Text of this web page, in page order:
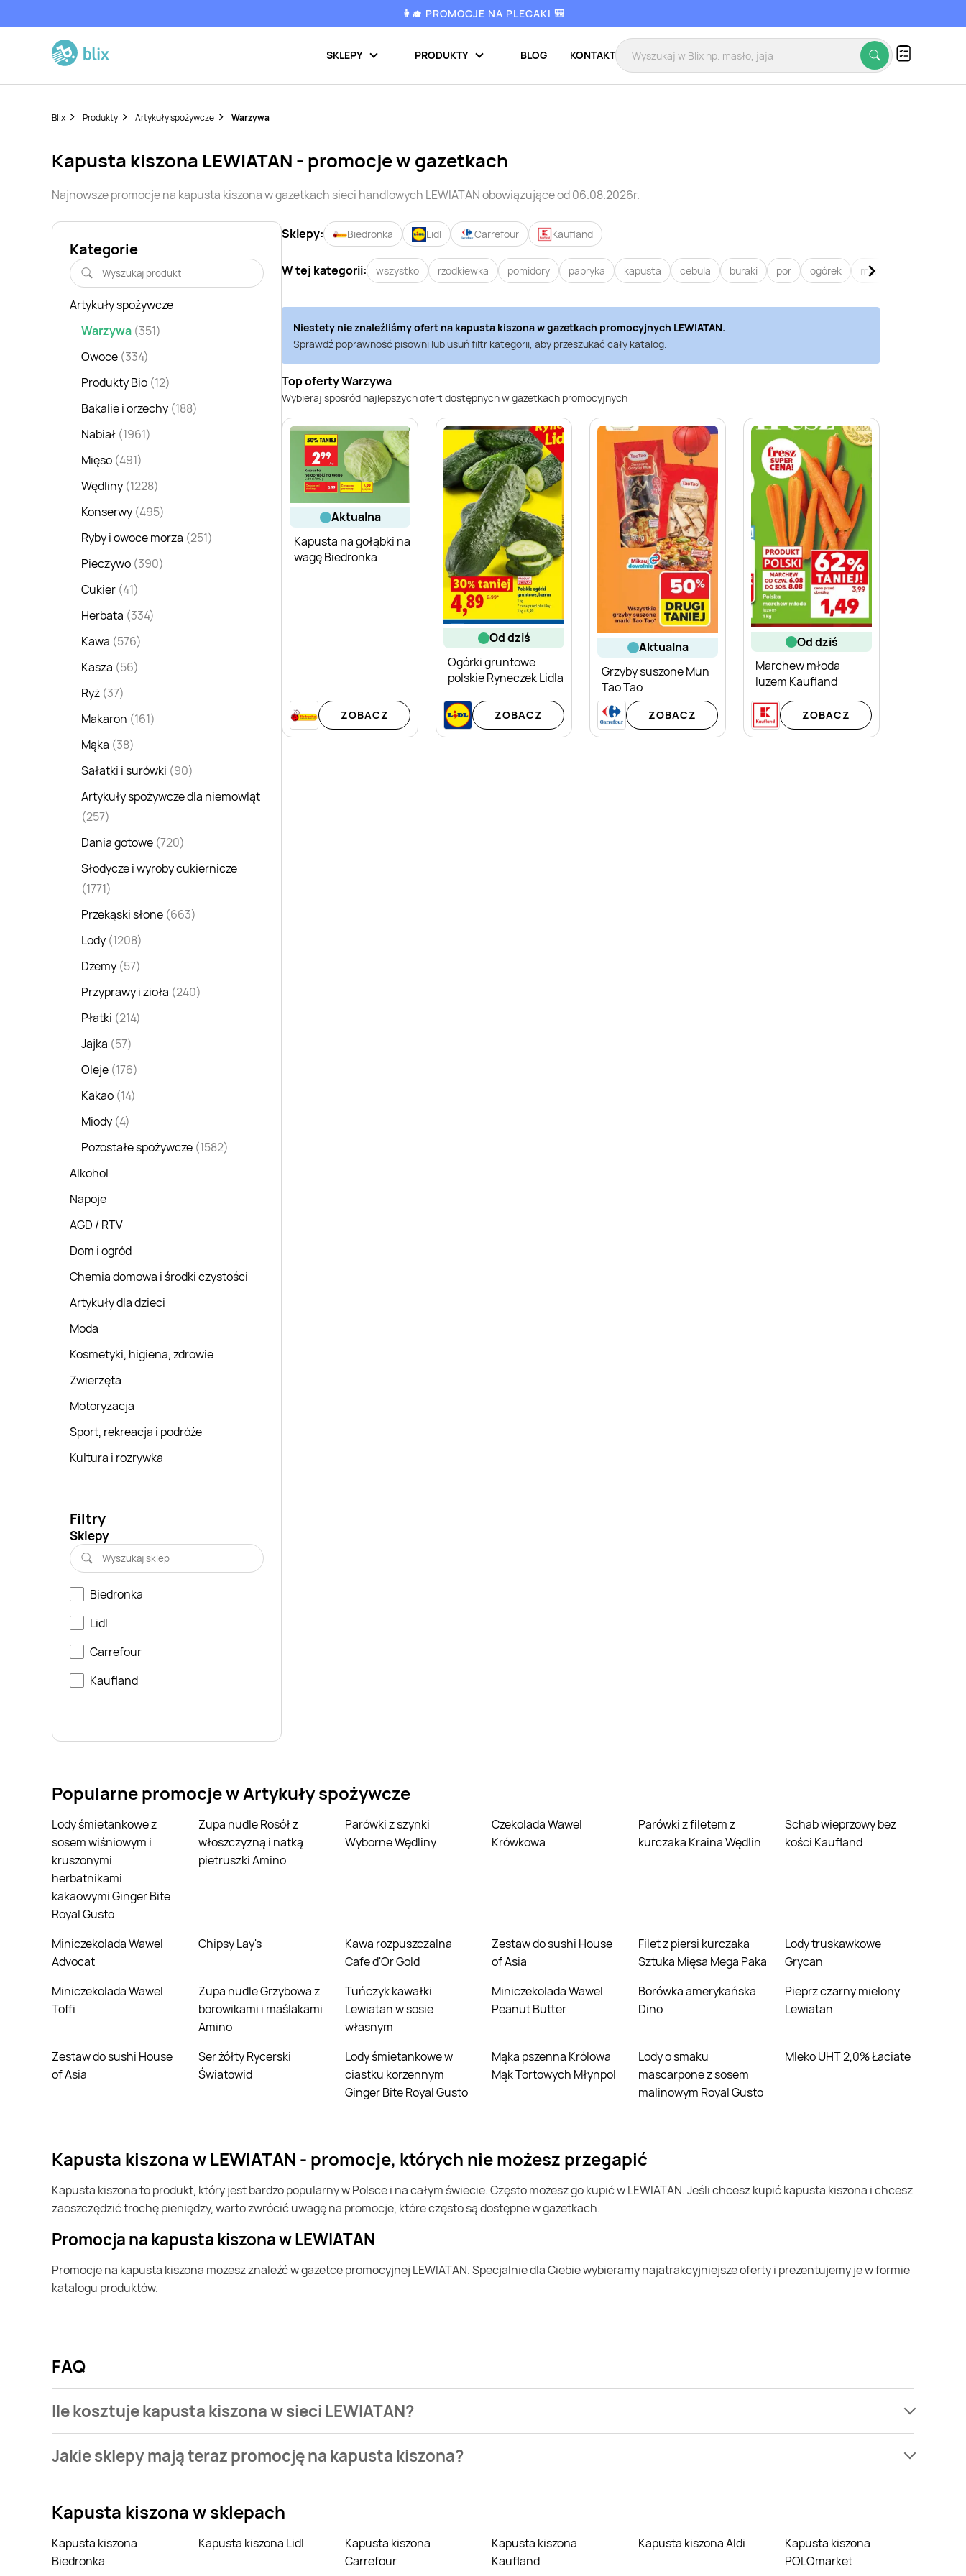
👩‍🎓 PROMOCJE NA PLECAKI 🎒
SKLEPY PRODUKTY BLOG KONTAKT
Blix Produkty Artykuły spożywcze Warzywa
kapusta kiszona LEWIATAN - promocje w gazetkach
Najnowsze promocje na kapusta kiszonaw gazetkach sieci handlowych LEWIATANobowiązujące od 06.08.2026r.
Kategorie
Artykuły spożywcze
Warzywa (351)
Owoce (334)
Produkty Bio (12)
Bakalie i orzechy (188)
Nabiał (1961)
Mięso (491)
Wędliny (1228)
Konserwy (495)
Ryby i owoce morza (251)
Pieczywo (390)
Cukier (41)
Herbata (334)
Kawa (576)
Kasza (56)
Ryż (37)
Makaron (161)
Mąka (38)
Sałatki i surówki (90)
Artykuły spożywcze dla niemowląt
(257)
Dania gotowe (720)
Słodycze i wyroby cukiernicze
(1771)
Przekąski słone (663)
Lody (1208)
Dżemy (57)
Przyprawy i zioła (240)
Płatki (214)
Jajka (57)
Oleje (176)
Kakao (14)
Miody (4)
Pozostałe spożywcze (1582)
Alkohol
Napoje
AGD / RTV
Dom i ogród
Chemia domowa i środki czystości
Artykuły dla dzieci
Moda
Kosmetyki, higiena, zdrowie
Zwierzęta
Motoryzacja
Sport, rekreacja i podróże
Kultura i rozrywka
Filtry
Sklepy
Biedronka
Lidl
Carrefour
Kaufland
Sklepy: Biedronka Lidl Carrefour Kaufland
W tej kategorii: wszystko rzodkiewka pomidory papryka kapusta cebula buraki por ogórek marchew
Niestety nie znaleźliśmy ofert na kapusta kiszonaw gazetkach promocyjnych LEWIATAN.
Sprawdź poprawność pisowni lub usuń filtr kategorii, aby przeszukać cały katalog.
Top oferty Warzywa
Wybieraj spośród najlepszych ofert dostępnych w gazetkach promocyjnych
aktualna
Kapusta na gołąbki na
wagę Biedronka
ZOBACZ
od dziś
Ogórki gruntowe
polskie Ryneczek Lidla
ZOBACZ
aktualna
Grzyby suszone Mun
Tao Tao
ZOBACZ
od dziś
Marchew młoda
luzem Kaufland
ZOBACZ
Popularne promocje w Artykuły spożywcze
Lody śmietankowe z
sosem wiśniowym i
kruszonymi
herbatnikami
kakaowymi Ginger Bite
Royal Gusto
Zupa nudle Rosół z
włoszczyzną i natką
pietruszki Amino
Parówki z szynki
Wyborne Wędliny
Czekolada Wawel
Krówkowa
Parówki z filetem z
kurczaka Kraina Wędlin
Schab wieprzowy bez
kości Kaufland
Miniczekolada Wawel
Advocat
Chipsy Lay's
Kawa rozpuszczalna
Cafe d'Or Gold
Zestaw do sushi House
of Asia
Filet z piersi kurczaka
Sztuka Mięsa Mega Paka
Lody truskawkowe
Grycan
Miniczekolada Wawel
Toffi
Zupa nudle Grzybowa z
borowikami i maślakami
Amino
Tuńczyk kawałki
Lewiatan w sosie
własnym
Miniczekolada Wawel
Peanut Butter
Borówka amerykańska
Dino
Pieprz czarny mielony
Lewiatan
Zestaw do sushi House
of Asia
Ser żółty Rycerski
Światowid
Lody śmietankowe w
ciastku korzennym
Ginger Bite Royal Gusto
Mąka pszenna Królowa
Mąk Tortowych Młynpol
Lody o smaku
mascarpone z sosem
malinowym Royal Gusto
Mleko UHT 2,0% Łaciate
kapusta kiszona w LEWIATAN - promocje, których nie możesz przegapić
kapusta kiszona to produkt, który jest bardzo popularny w Polsce i na całym świecie. Często możesz go kupić w LEWIATAN. Jeśli chcesz kupić kapusta kiszona i chcesz
zaoszczędzić trochę pieniędzy, warto zwrócić uwagę na promocje, które często są dostępne w gazetkach.
Promocja na kapusta kiszona w LEWIATAN
Promocje na kapusta kiszona możesz znaleźć w gazetce promocyjnej LEWIATAN. Specjalnie dla Ciebie wybieramy najatrakcyjniejsze oferty i prezentujemy je w formie
katalogu produktów.
FAQ
Ile kosztuje kapusta kiszona w sieci LEWIATAN?
kiszona w sieci LEWIATAN.
Jakie sklepy mają teraz promocję na kapusta kiszona?
kiszona.
Kapusta kiszonaw sklepach
Kapusta kiszona
Biedronka
Kapusta kiszona Lidl
Kapusta kiszona
Carrefour
Kapusta kiszona
Kaufland
Kapusta kiszona Aldi
Kapusta kiszona
POLOmarket